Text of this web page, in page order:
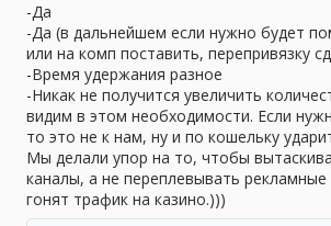
-Да
-Да (в дальнейшем если нужно будет
или на комп поставить, перепривязку
-Время удержания разное
-Никак не получится увеличить
видим в этом необходимости. Если
то это не к нам, ну и по кошельку
Мы делали упор на то, чтобы
каналы, а не переплевывать
гонят трафик на казино.)))